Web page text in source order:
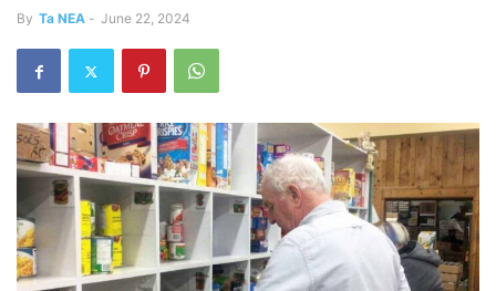
By Ta NEA - June 22, 2024